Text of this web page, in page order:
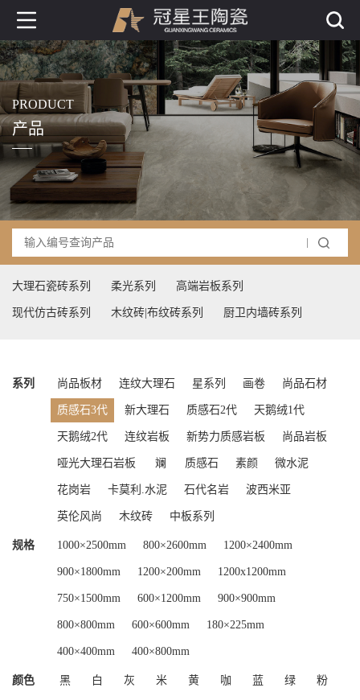
PRODUCT
产品
大理石瓷砖系列 柔光系列 高端岩板系列
现代仿古砖系列 木纹砖|布纹砖系列 厨卫内墙砖系列
系列 尚品板材 连纹大理石 星系列 画卷 尚品石材
质感石3代 新大理石 质感石2代 天鹅绒1代
天鹅绒2代 连纹岩板 新势力质感岩板 尚品岩板
哑光大理石岩板 斓 质感石 素颜 微水泥
花岗岩 卡莫利.水泥 石代名岩 波西米亚
英伦风尚 木纹砖 中板系列
规格 1000×2500mm 800×2600mm 1200×2400mm
900×1800mm 1200×200mm 1200x1200mm
750×1500mm 600×1200mm 900×900mm
800×800mm 600×600mm 180×225mm
400×400mm 400×800mm
颜色 黑 白 灰 米 黄 咖 蓝 绿 粉